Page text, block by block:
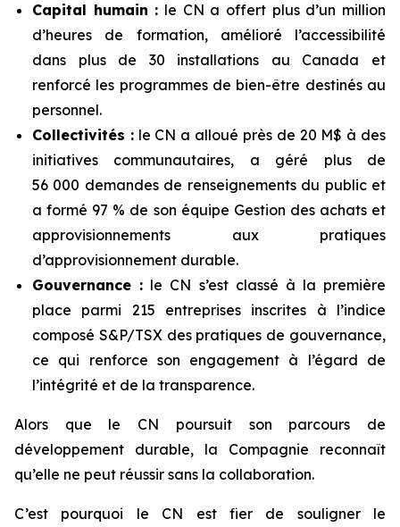
Capital humain : le CN a offert plus d’un million
d’heures de formation, amélioré l’accessibilité
dans plus de 30 installations au Canada et
renforcé les programmes de bien-être destinés au
personnel.
Collectivités :le CN a alloué près de 20 M$ à des
initiatives communautaires, a géré plus de
56 000 demandes de renseignements du public et
a formé 97 % de son équipe Gestion des achats et
approvisionnements aux pratiques
d’approvisionnement durable.
Gouvernance : le CN s’est classé à la première
place parmi 215 entreprises inscrites à l’indice
composé S&P/TSX des pratiques de gouvernance,
ce qui renforce son engagement à l’égard de
l’intégrité et de la transparence.
Alors que le CN poursuit son parcours de
développement durable, la Compagnie reconnaît
qu’elle ne peut réussir sans la collaboration.
C’est pourquoi le CN est fier de souligner le